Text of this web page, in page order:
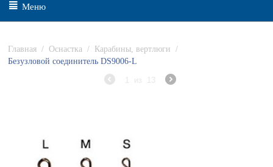
Меню
Главная / Оснастка / Карабины, вертлюги
/
Безузловой соединитель DS9006-L
1 из 13